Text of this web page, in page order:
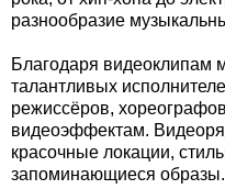
разнообразие
Благодаря видеоклипам
талантливых
режиссёров,
видеоэффектам.
красочные локации,
запоминающиеся образы.